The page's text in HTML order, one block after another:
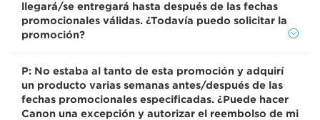
llegará/se entregará hasta después de las fechas
promocionales válidas. ¿Todavía puedo solicitar la
promoción?
P: No estaba al tanto de esta promoción y adquirí
un producto varias semanas antes/después de las
fechas promocionales especificadas. ¿Puede hacer
Canon una excepción y autorizar el reembolso de mi